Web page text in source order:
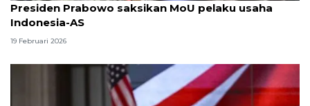
Presiden Prabowo saksikan MoU pelaku usaha
Indonesia-AS
19 Februari 2026